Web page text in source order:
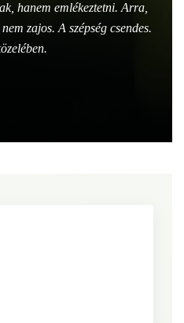
hanem emlékeztetni. Arra,
zajos. A szépség csendes.